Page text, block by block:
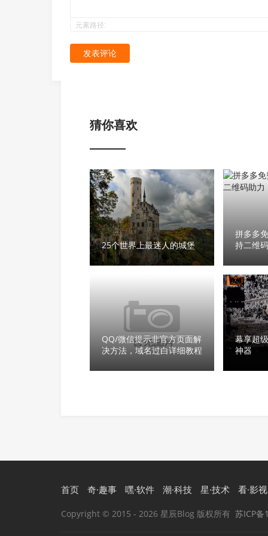
元素路径:
发表评论
猜你喜欢
25个世界上最迷人的城堡
拼多多
持二维
QQ/微信提示非官方页面解
决方法，域名过白详细教程
幕享超
神器
首页 奇·趣事 嘿·软件 潮·科技 星·技术 看·影视
Copyright © 2015 - 2026 星辰Blog 版权所有 苏ICP